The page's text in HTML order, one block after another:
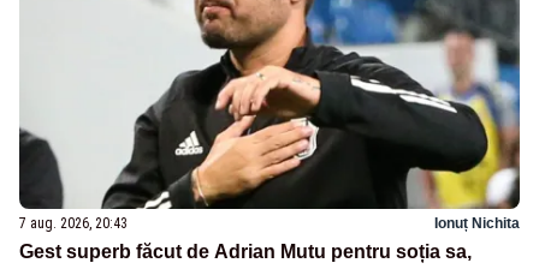
7 aug. 2026, 20:43 Ionuț Nichita
Gest superb făcut de Adrian Mutu pentru soția sa,